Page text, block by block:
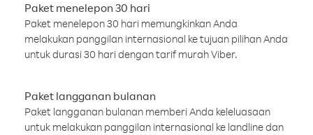
Paket menelepon 30 hari
Paket menelepon 30 hari memungkinkan Anda
melakukan panggilan internasional ke tujuan pilihan Anda
untuk durasi 30 hari dengan tarif murah Viber.
Paket langganan bulanan
Paket langganan bulanan memberi Anda keleluasaan
untuk melakukan panggilan internasional ke landline dan